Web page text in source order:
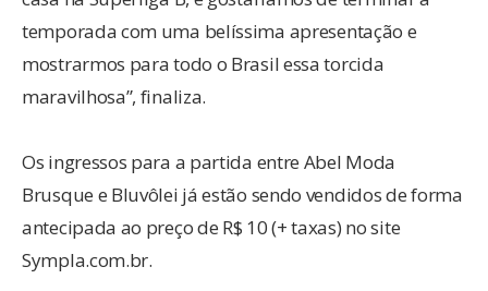
temporada com uma belíssima apresentação e
mostrarmos para todo o Brasil essa torcida
maravilhosa”, finaliza.
Os ingressos para a partida entre Abel Moda
Brusque e Bluvôlei já estão sendo vendidos de forma
antecipada ao preço de R$ 10 (+ taxas) no site
Sympla.com.br.